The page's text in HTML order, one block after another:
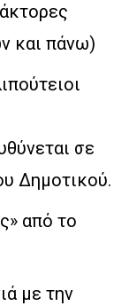
και πάνω)
σε
Δημοτικού.
από το
με την